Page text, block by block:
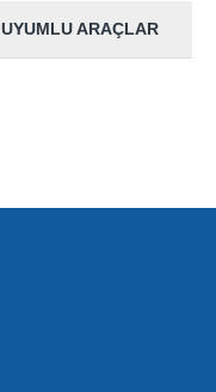
UYUMLU ARAÇLAR